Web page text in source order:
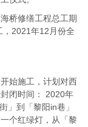
桥修缮工程总工期
2021年12月份全
始施工，计划对西
闭时间： 2020年
」到「黎阳in巷」
个红绿灯，从「黎